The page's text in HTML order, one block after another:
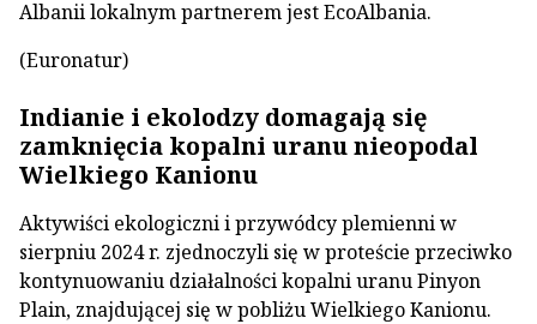
Albanii lokalnym partnerem jest EcoAlbania.
(Euronatur)
Indianie i ekolodzy domagają się
zamknięcia kopalni uranu nieopodal
Wielkiego Kanionu
Aktywiści ekologiczni i przywódcy plemienni w
sierpniu 2024 r. zjednoczyli się w proteście przeciwko
kontynuowaniu działalności kopalni uranu Pinyon
Plain, znajdującej się w pobliżu Wielkiego Kanionu.